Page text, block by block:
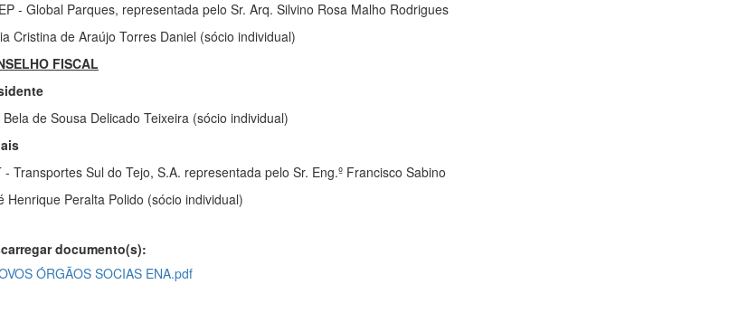
- Global Parques, representada pelo Sr. Arq. Silvino Rosa Malho Rodrigues
Cristina de Araújo Torres Daniel (sócio individual)
FISCAL
Bela de Sousa Delicado Teixeira (sócio individual)
- Transportes Sul do Tejo, S.A. representada pelo Sr. Eng.º Francisco Sabino
Henrique Peralta Polido (sócio individual)
documento(s):
ÓRGÃOS SOCIAS ENA.pdf